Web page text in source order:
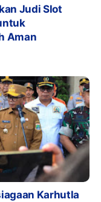
Judi Slot
Aman
Karhutla